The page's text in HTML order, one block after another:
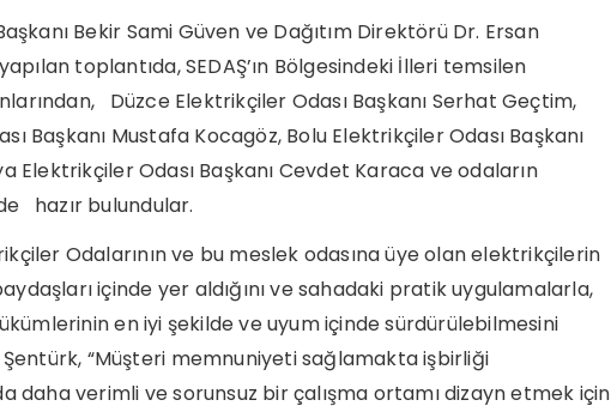
Bekir Sami Güven ve Dağıtım Direktörü Dr. Ersan
toplantıda, SEDAŞ’ın Bölgesindeki İlleri temsilen
Düzce Elektrikçiler Odası Başkanı Serhat Geçtim,
Başkanı Mustafa Kocagöz, Bolu Elektrikçiler Odası Başkanı
Elektrikçiler Odası Başkanı Cevdet Karaca ve odaların
hazır bulundular.
Odalarının ve bu meslek odasına üye olan elektrikçilerin
içinde yer aldığını ve sahadaki pratik uygulamalarla,
en iyi şekilde ve uyum içinde sürdürülebilmesini
“Müşteri memnuniyeti sağlamakta işbirliği
daha verimli ve sorunsuz bir çalışma ortamı dizayn etmek için